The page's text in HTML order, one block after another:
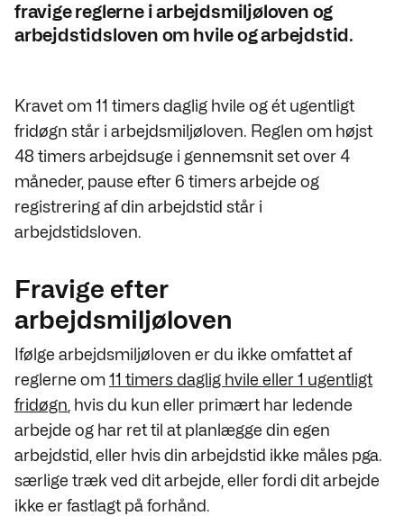
fravige reglerne i arbejdsmiljøloven og
arbejdstidsloven om hvile og arbejdstid.
Kravet om 11 timers daglig hvile og ét ugentligt
fridøgn står i arbejdsmiljøloven. Reglen om højst
48 timers arbejdsuge i gennemsnit set over 4
måneder, pause efter 6 timers arbejde og
registrering af din arbejdstid står i
arbejdstidsloven.
Fravige efter
arbejdsmiljøloven
Ifølge arbejdsmiljøloven er du ikke omfattet af
reglerne om11 timers daglig hvile eller 1 ugentligt
fridøgn , hvis du kun eller primært har ledende
arbejde og har ret til at planlægge din egen
arbejdstid, eller hvis din arbejdstid ikke måles pga.
særlige træk ved dit arbejde, eller fordi dit arbejde
ikke er fastlagt på forhånd.